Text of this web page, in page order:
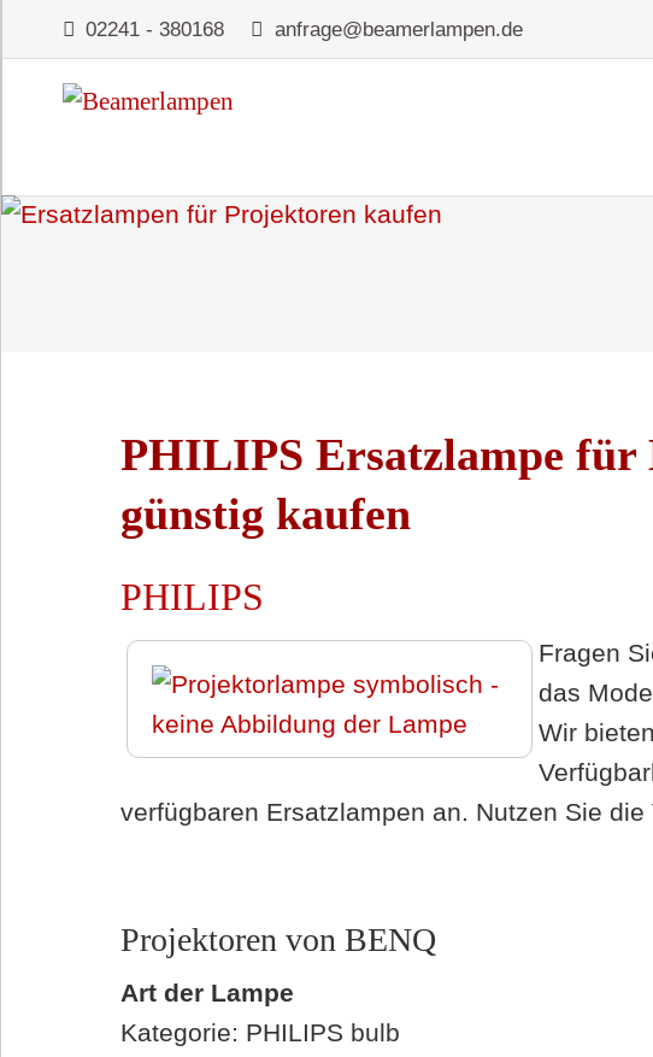
02241 - 380168 anfrage@beamerlampen.de
PHILIPS Ersatzlampe für
günstig kaufen
PHILIPS
Fragen
das
Wir
verfügbaren Ersatzlampen an. Nutzen Sie
Projektoren von BENQ
Art der Lampe
Kategorie: PHILIPS bulb